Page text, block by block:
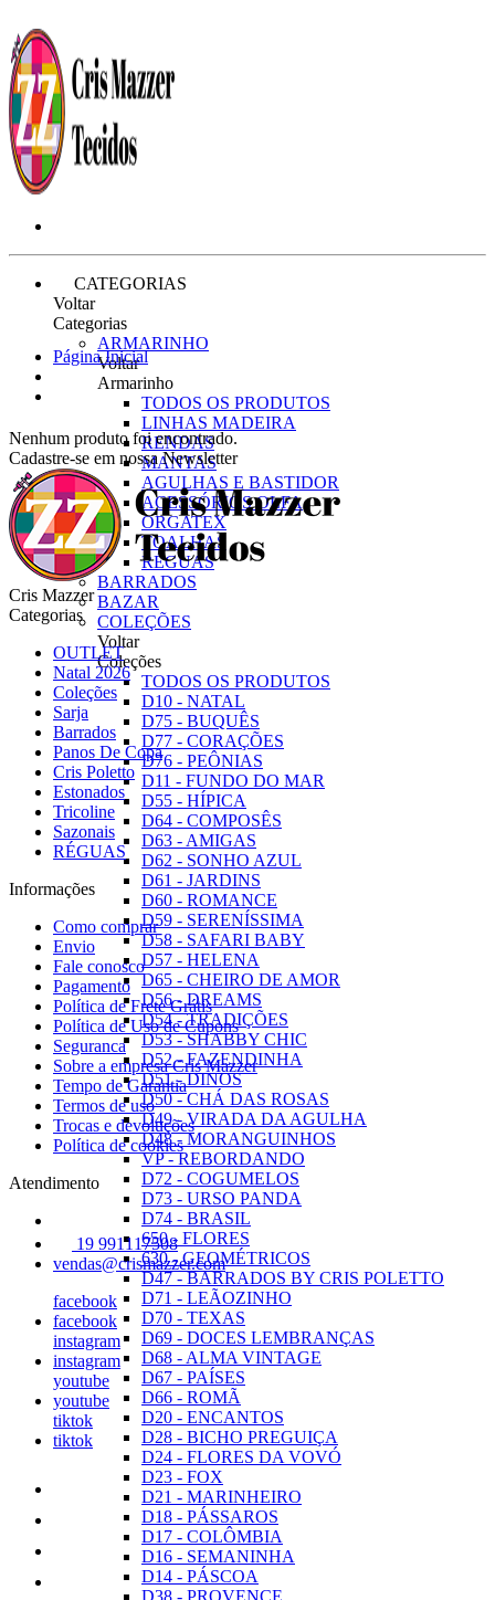
CATEGORIAS
Voltar
Categorias
ARMARINHO
Voltar
Armarinho
TODOS OS PRODUTOS
LINHAS MADEIRA
RENDAS
MANTAS
AGULHAS E BASTIDOR
ACESSÓRIOS OLFA
ORGATEX
TOALHAS
RÉGUAS
BARRADOS
BAZAR
COLEÇÕES
Voltar
Coleções
TODOS OS PRODUTOS
D10 - NATAL
D75 - BUQUÊS
D77 - CORAÇÕES
D76 - PEÔNIAS
D11 - FUNDO DO MAR
D55 - HÍPICA
D64 - COMPOSÊS
D63 - AMIGAS
D62 - SONHO AZUL
D61 - JARDINS
D60 - ROMANCE
D59 - SERENÍSSIMA
D58 - SAFARI BABY
D57 - HELENA
D65 - CHEIRO DE AMOR
D56 - DREAMS
D54 - TRADIÇÕES
D53 - SHABBY CHIC
D52 - FAZENDINHA
D51 - DINOS
D50 - CHÁ DAS ROSAS
D49 - VIRADA DA AGULHA
D48 - MORANGUINHOS
VP - REBORDANDO
D72 - COGUMELOS
D73 - URSO PANDA
D74 - BRASIL
650 - FLORES
630 - GEOMÉTRICOS
D47 - BARRADOS BY CRIS POLETTO
D71 - LEÃOZINHO
D70 - TEXAS
D69 - DOCES LEMBRANÇAS
D68 - ALMA VINTAGE
D67 - PAÍSES
D66 - ROMÃ
D20 - ENCANTOS
D28 - BICHO PREGUIÇA
D24 - FLORES DA VOVÓ
D23 - FOX
D21 - MARINHEIRO
D18 - PÁSSAROS
D17 - COLÔMBIA
D16 - SEMANINHA
D14 - PÁSCOA
D38 - PROVENCE
Página Inicial
Nenhum produto foi encontrado.
Cadastre-se em nossa Newsletter
Cris Mazzer
Categorias
OUTLET
Natal 2026
Coleções
Sarja
Barrados
Panos De Copa
Cris Poletto
Estonados
Tricoline
Sazonais
RÉGUAS
Informações
Como comprar
Envio
Fale conosco
Pagamento
Política de Frete Grátis
Política de Uso de Cupons
Seguranca
Sobre a empresa Cris Mazzer
Tempo de Garantia
Termos de uso
Trocas e devoluções
Política de cookies
Atendimento
19 991117508
vendas@crismazzer.com
facebook
facebook
instagram
instagram
youtube
youtube
tiktok
tiktok